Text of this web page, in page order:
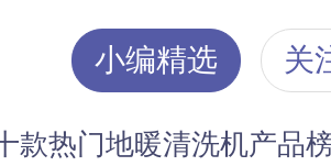
小编精选 关